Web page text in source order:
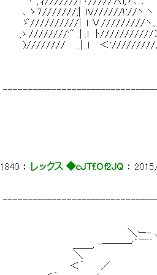
､ ゝ7///////,| .lV//////!'//ヽ.
ゞ//////////| .l ∨/////////ヽ、
,ゝ////////'" .| .l　ﾄ///////////＞ｲ
)//////// 　 .| .ｌ　 ＜
1840 ： レックス ◆cJTf.Of2JQ ：
＼ー- ､
＿＿, -―――'´￣｀ 　 ｀`ヽ
＼　　　　　　　　 　 　 　 　
＜´　　 ／　　 　 　 　 　 　